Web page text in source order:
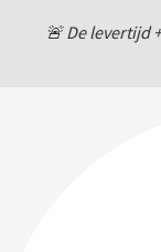
🚨 De levertijd